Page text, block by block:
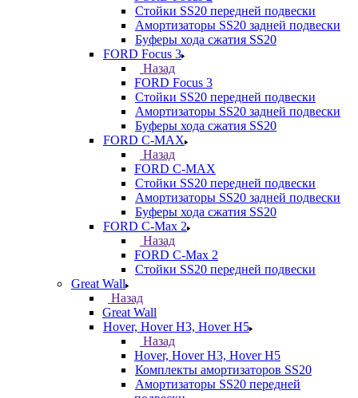
Стойки SS20 передней подвески
Амортизаторы SS20 задней подвески
Буферы хода сжатия SS20
FORD Focus 3
Назад
FORD Focus 3
Стойки SS20 передней подвески
Амортизаторы SS20 задней подвески
Буферы хода сжатия SS20
FORD С-MAX
Назад
FORD С-MAX
Стойки SS20 передней подвески
Амортизаторы SS20 задней подвески
Буферы хода сжатия SS20
FORD C-Max 2
Назад
FORD C-Max 2
Стойки SS20 передней подвески
Great Wall
Назад
Great Wall
Hover, Hover H3, Hover H5
Назад
Hover, Hover H3, Hover H5
Комплекты амортизаторов SS20
Амортизаторы SS20 передней